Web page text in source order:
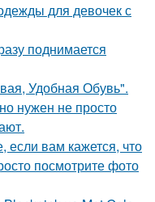
для девочек с
поднимается
Удобная Обувь".
нужен не просто
если вам кажется, что
посмотрите фото